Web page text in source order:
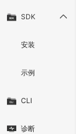
SDK
安装
示例
CLI
诊断